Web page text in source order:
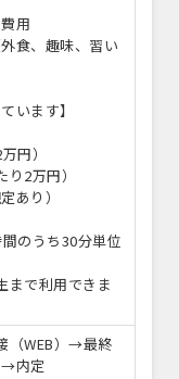
用
食、趣味、習い
います】
円）
2万円）
あり）
のうち30分単位
まで利用できま
（WEB）→最終
→内定